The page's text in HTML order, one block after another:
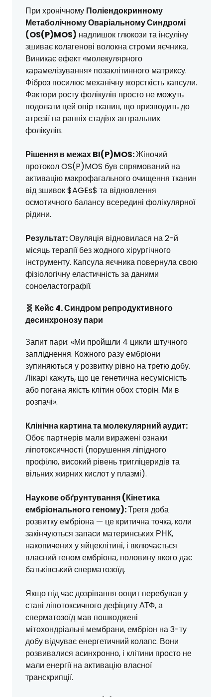
При хронічному Поліендокринному
Метаболічному Оваріальному Синдромі
(OS(P)MOS) надлишок глюкози та інсуліну
зшиває колагенові волокна строми яєчника.
Виникає ефект «молекулярного
карамелізування» позаклітинного матриксу.
Фіброз посилює механічну жорсткість капсули.
Фактори росту фолікулів просто не можуть
подолати цей опір тканин, що призводить до
атрезії на ранніх стадіях антральних
фолікулів.
Рішення в межах BI(P)MOS:Жіночий
протокол OS(P)MOS був спрямований на
активацію макрофагального очищення тканин
від зшивок $AGEs$ та відновлення
осмотичного балансу всередині фолікулярної
рідини.
Результат:Овуляція відновилася на 2-й
місяць терапії без жодного хірургічного
інструменту. Капсула яєчника повернула свою
фізіологічну еластичність за даними
соноеластографії.
🧬 Кейс 4. Синдром репродуктивного
десинхронозу пари
Запит пари: «Ми пройшли 4 цикли штучного
запліднення. Кожного разу ембріони
зупиняються у розвитку рівно на третю добу.
Лікарі кажуть, що це генетична несумісність
або погана якість клітин обох сторін. Ми в
розпачі».
Клінічна картина та молекулярний аудит:
Обоє партнерів мали виражені ознаки
ліпотоксичності (порушення ліпідного
профілю, високий рівень тригліцеридів та
вільних жирних кислот у плазмі).
Наукове обґрунтування (Кінетика
ембріонального геному):Третя доба
розвитку ембріона — це критична точка, коли
закінчуються запаси материнських РНК,
накопичених у яйцеклітині, і включається
власний геном ембріона, половину якого дає
батьківський сперматозоїд.
Якщо під час дозрівання ооцит перебував у
стані ліпотоксичного дефіциту АТФ, а
сперматозоїд мав пошкоджені
мітохондріальні мембрани, ембріон на 3-ту
добу відчуває енергетичний колапс. Вони
розвивалися асинхронно, і клітини просто не
мали енергії на активацію власної
транскрипції.